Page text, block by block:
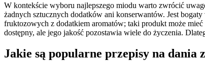
W kontekście wyboru najlepszego miodu warto zwrócić
żadnych sztucznych dodatków ani konserwantów. Jest
fruktozowych z dodatkiem aromatów; taki produkt może
dostępny, ale jego jakość pozostawia wiele do życzenia.
Jakie są popularne przepisy na dania